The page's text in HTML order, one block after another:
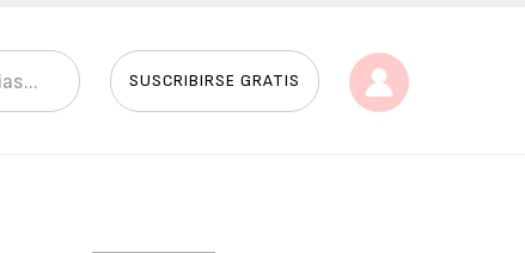
SUSCRIBIRSE GRATIS